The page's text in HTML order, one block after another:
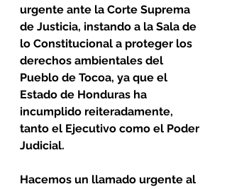
urgente ante la Corte Suprema
de Justicia, instando a la Sala de
lo Constitucional a proteger los
derechos ambientales del
Pueblo de Tocoa, ya que el
Estado de Honduras ha
incumplido reiteradamente,
tanto el Ejecutivo como el Poder
Judicial.
Hacemos un llamado urgente al